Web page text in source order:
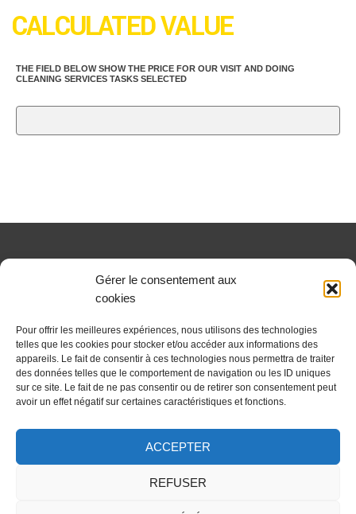
Gérer le consentement aux
cookies
Pour offrir les meilleures expériences, nous utilisons des technologies
telles que les cookies pour stocker et/ou accéder aux informations des
appareils. Le fait de consentir à ces technologies nous permettra de traiter
des données telles que le comportement de navigation ou les ID uniques
sur ce site. Le fait de ne pas consentir ou de retirer son consentement peut
avoir un effet négatif sur certaines caractéristiques et fonctions.
ACCEPTER
REFUSER
CALCULATED VALUE
THE FIELD BELOW SHOW THE PRICE FOR OUR VISIT AND DOING
CLEANING SERVICES TASKS SELECTED
MON ESPACE CLIENT
MON ESPACE SALARIÉ
Politique de cookies (UE)
Suivre sur Instagram